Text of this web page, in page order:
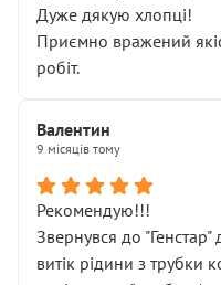
Дуже дякую хлопці!
Приємно вражений
робіт.
Валентин
9 місяців тому
Рекомендую!!!
Звернувся до
витік рідини з трубки